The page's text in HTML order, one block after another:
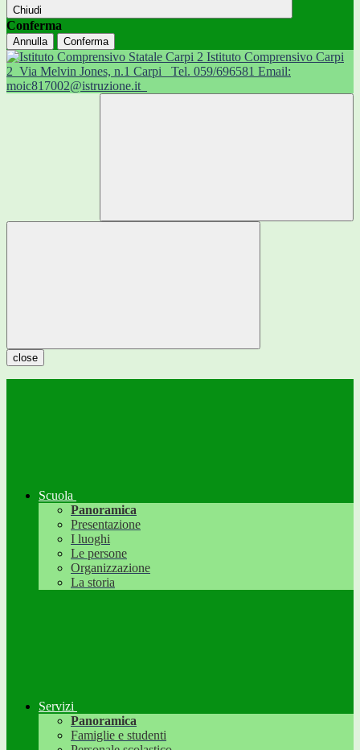
Chiudi
Conferma
Annulla Conferma
Istituto Comprensivo Carpi
2 Via Melvin Jones, n.1 Carpi
Tel. 059/696581 Email:
moic817002@istruzione.it
close
Scuola
Panoramica
Presentazione
I luoghi
Le persone
Organizzazione
La storia
Servizi
Panoramica
Famiglie e studenti